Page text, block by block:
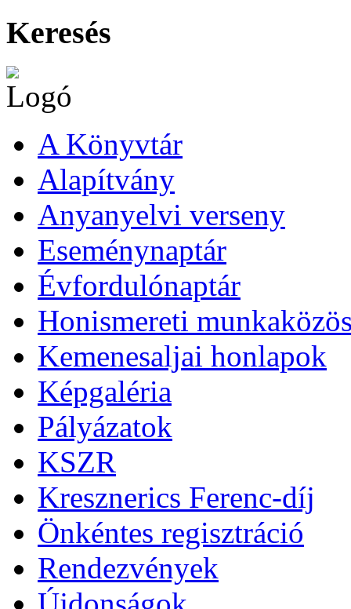
Keresés
A Könyvtár
Alapítvány
Anyanyelvi verseny
Eseménynaptár
Évfordulónaptár
Honismereti
Kemenesaljai honlapok
Képgaléria
Pályázatok
KSZR
Kresznerics Ferenc-díj
Önkéntes regisztráció
Rendezvények